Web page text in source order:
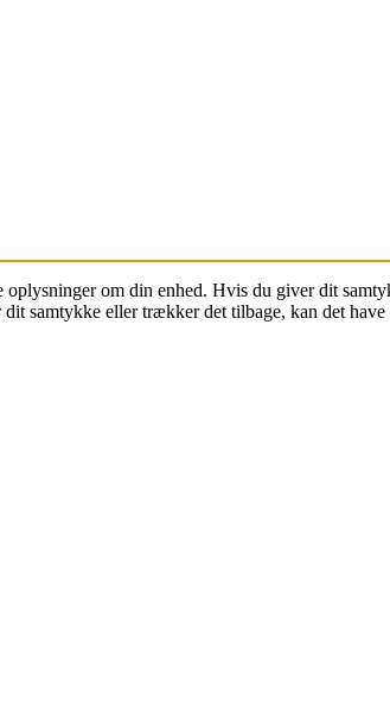
om din enhed. Hvis du giver dit
samtykke eller trækker det tilbage, kan det